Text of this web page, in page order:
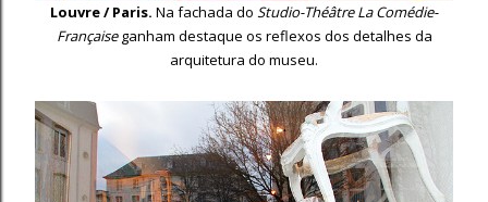
Louvre / Paris. Na fachada do Studio-Théâtre La Comédie-
Françaiseganham destaque os reflexos dos detalhes da
arquitetura do museu.